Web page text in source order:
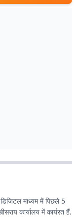
डिजिटल माध्यम में पिछले 5
कार्यालय में कार्यरत हैं.